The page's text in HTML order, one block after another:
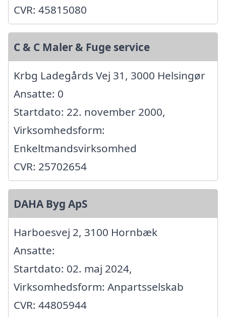
CVR: 45815080
C & C Maler & Fuge service
Krbg Ladegårds Vej 31, 3000 Helsingør
Ansatte: 0
Startdato: 22. november 2000,
Virksomhedsform:
Enkeltmandsvirksomhed
CVR: 25702654
DAHA Byg ApS
Harboesvej 2, 3100 Hornbæk
Ansatte:
Startdato: 02. maj 2024,
Virksomhedsform: Anpartsselskab
CVR: 44805944